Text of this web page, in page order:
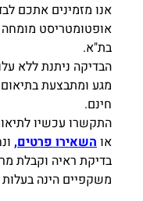
אנו מזמינים אתכם
בת"א.
הבדיקה ניתנת ללא
מגע ומתבצעת
חינם.
התקשרו עכשיו
אוהשאירו פרטים,
בדיקת ראיה וקבלת
משקפיים הינה בעלות 150 ₪.